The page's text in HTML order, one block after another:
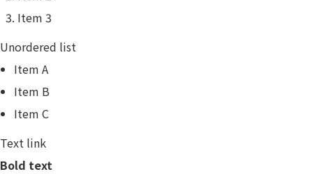
Item 3
Unordered list
Item A
Item B
Item C
Text link
Bold text